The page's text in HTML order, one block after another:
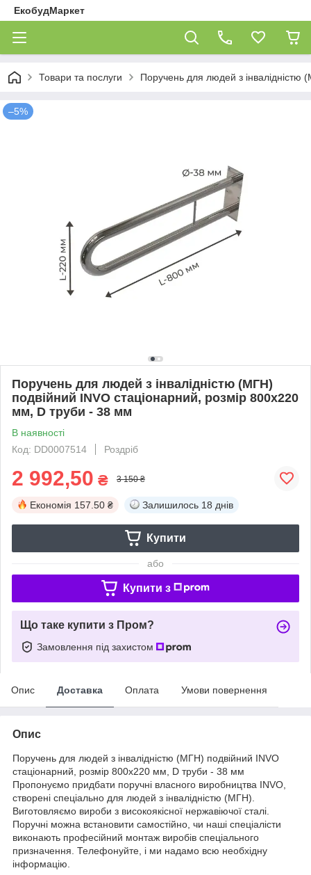
ЕкобудМаркет
Товари та послуги Поручень для людей з
–5%
Поручень для людей з інвалідністю (МГН)
подвійний INVO стаціонарний, розмір 800х220
мм, D труби - 38 мм
В наявності
Код: DD0007514
Роздріб
2 992,50 ₴ 3 150 ₴
Економія 157.50 ₴ Залишилось 18 днів
Купити
або
Купити з
Що таке купити з Пром?
Замовлення під захистом
Опис Доставка Оплата Умови повернення
Опис
Поручень для людей з інвалідністю (МГН) подвійний INVO
стаціонарний, розмір 800х220 мм, D труби - 38 мм
Пропонуємо придбати поручні власного виробництва INVO,
створені спеціально для людей з інвалідністю (МГН).
Виготовляємо вироби з високоякісної нержавіючої сталі.
Поручні можна встановити самостійно, чи наші спеціалісти
виконають професійний монтаж виробів спеціального
призначення. Телефонуйте, і ми надамо всю необхідну
інформацію.